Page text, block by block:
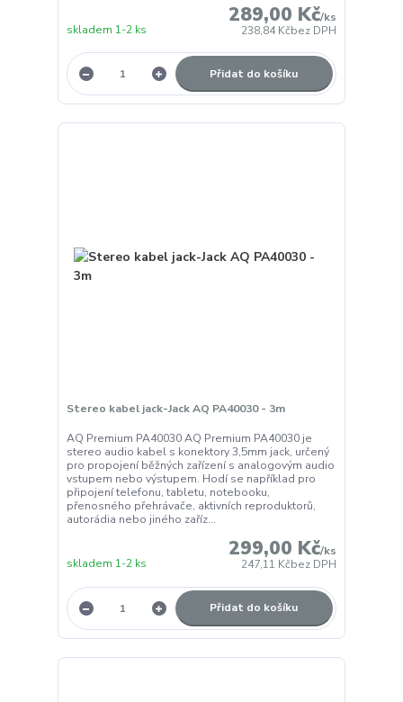
289,00 Kč/ks
238,84 Kčbez DPH
skladem 1-2 ks
Přidat do košíku
Stereo kabel jack-Jack AQ PA40030 - 3m
AQ Premium PA40030 AQ Premium PA40030 je
stereo audio kabel s konektory 3,5mm jack, určený
pro propojení běžných zařízení s analogovým audio
vstupem nebo výstupem. Hodí se například pro
připojení telefonu, tabletu, notebooku,
přenosného přehrávače, aktivních reproduktorů,
autorádia nebo jiného zaříz...
299,00 Kč/ks
247,11 Kčbez DPH
skladem 1-2 ks
Přidat do košíku